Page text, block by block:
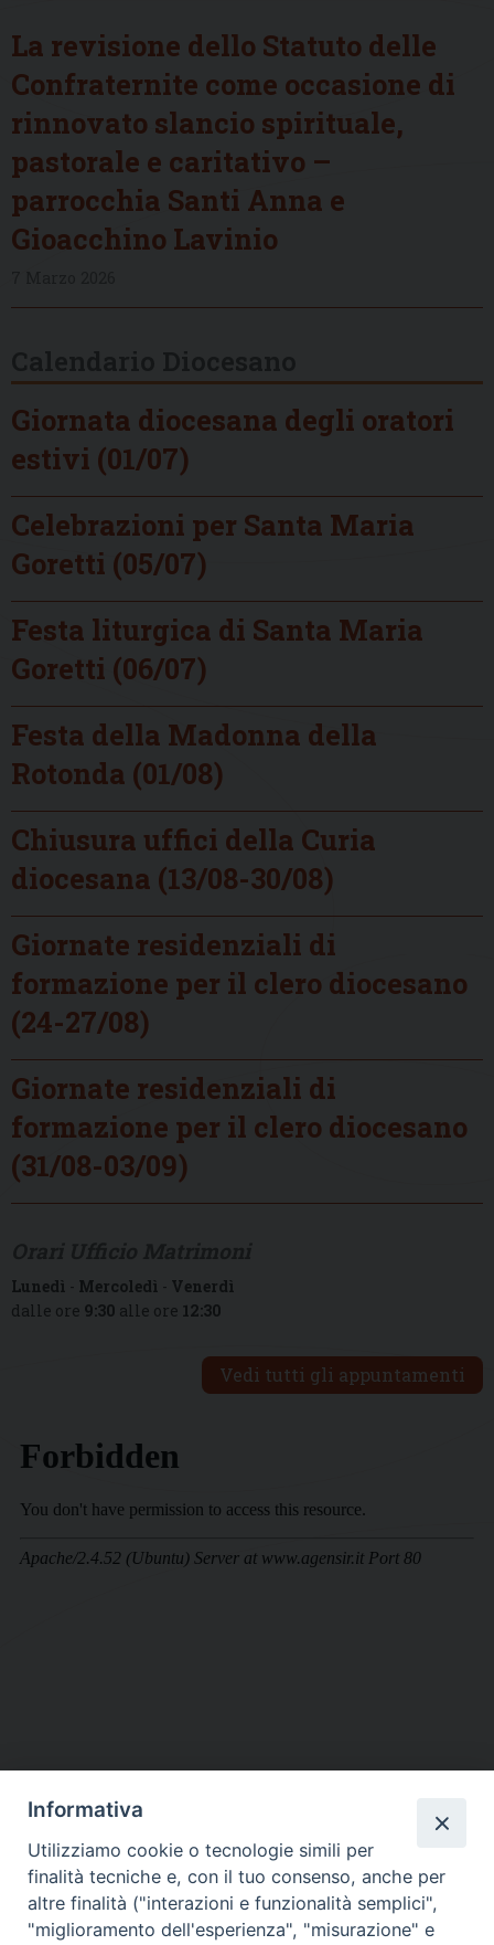
La revisione dello Statuto delle
Confraternite come occasione di
rinnovato slancio spirituale,
pastorale e caritativo –
parrocchia Santi Anna e
Gioacchino Lavinio
Giornata diocesana degli oratori
estivi (01/07)
Celebrazioni per Santa Maria
Goretti (05/07)
Festa liturgica di Santa Maria
Goretti (06/07)
Festa della Madonna della
Rotonda (01/08)
Chiusura uffici della Curia
diocesana (13/08-30/08)
Giornate residenziali di
formazione per il clero diocesano
(24-27/08)
Giornate residenziali di
formazione per il clero diocesano
(31/08-03/09)
Lunedì - Mercoledì - Venerdì
dalle ore 9:30 alle ore 12:30
Vedi tutti gli appuntamenti
DIOCESI SUBURBICARIA DI ALBANO
Contatti:Tel.: 06.93268401 - Fax.: 06.9323844
E-mail:curia@diocesidialbano.it
Informativa
Utilizziamo cookie o tecnologie simili per
finalità tecniche e, con il tuo consenso, anche per
altre finalità ("interazioni e funzionalità semplici",
"miglioramento dell'esperienza", "misurazione" e